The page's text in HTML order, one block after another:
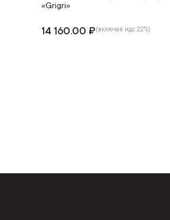
«Grigri»
14 160.00 ₽(включая ндс 22%)